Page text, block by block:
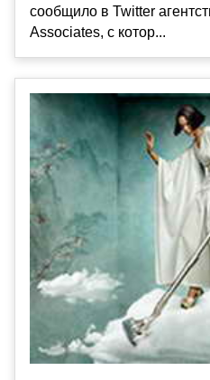
сообщило в Twitter
Associates, с котор...